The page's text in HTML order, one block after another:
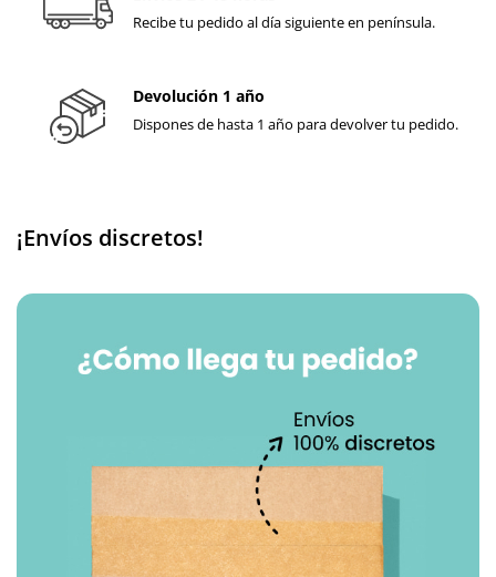
Recibe tu pedido al día siguiente en península.
Devolución 1 año
Dispones de hasta 1 año para devolver tu pedido.
¡Envíos discretos!